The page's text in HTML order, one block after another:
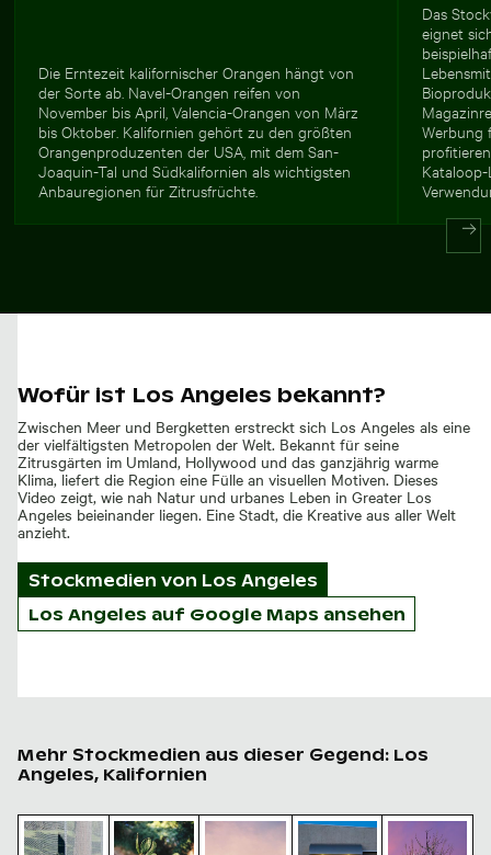
Die Erntezeit kalifornischer Orangen hängt von
der Sorte ab. Navel-Orangen reifen von
November bis April, Valencia-Orangen von März
bis Oktober. Kalifornien gehört zu den größten
Orangenproduzenten der USA, mit dem San-
Joaquin-Tal und Südkalifornien als wichtigsten
Anbauregionen für Zitrusfrüchte.
Das
eignet
Werbung
Wofür ist Los Angeles bekannt?
Zwischen Meer und Bergketten erstreckt sich Los Angeles als eine
der vielfältigsten Metropolen der Welt. Bekannt für seine
Zitrusgärten im Umland, Hollywood und das ganzjährig warme
Klima, liefert die Region eine Fülle an visuellen Motiven. Dieses
Video zeigt, wie nah Natur und urbanes Leben in Greater Los
Angeles beieinander liegen. Eine Stadt, die Kreative aus aller Welt
anzieht.
Stockmedien von Los Angeles
Los Angeles auf Google Maps ansehen
Mehr Stockmedien aus dieser Gegend: Los
Angeles, Kalifornien
Schatten eines Schildes auf Maschendrahtzaun
Nahaufnahme eines lebhaften Kaktus in
Palme Silhouette gegen einen
Städtische Szene